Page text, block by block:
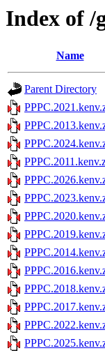
Index of /
Name
Parent Directory